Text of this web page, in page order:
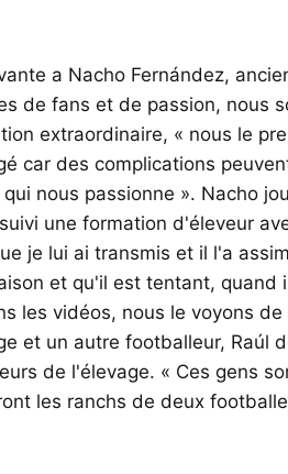
a Nacho Fernández,
de fans et de passion, nous
extraordinaire, « nous le
car des complications
nous passionne ». Nacho
une formation d'éleveur
je lui ai transmis et il l'a
et qu'il est tentant,
les vidéos, nous le voyons
et un autre footballeur, Raúl
de l'élevage. « Ces gens
les ranchs de deux